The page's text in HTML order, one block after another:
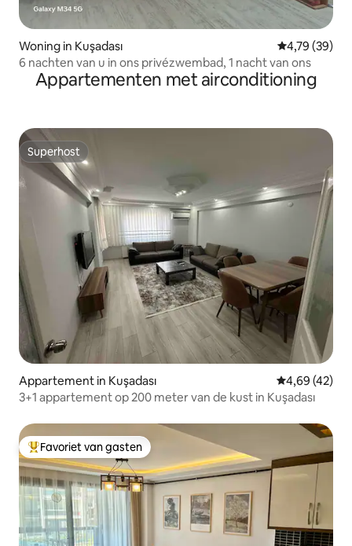
Woning in Kuşadası Gemiddelde
4,79 (39)
6 nachten van u in ons privézwembad, 1 nacht van ons
Appartementen met airconditioning
Superhost
Superhost
Appartement in Kuşadası Gemiddelde
4,69 (42)
3+1 appartement op 200 meter van de kust in Kuşadası
Topfavoriet van gasten
Favoriet van gasten